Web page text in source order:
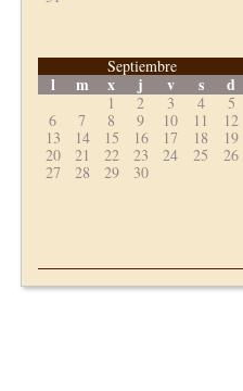
Septiembre
l m x j v s d
1 2 3 4
5
6
7 8 9 10 11
12
13
14 15 16 17 18
19
20
21 22 23 24 25
26
27
28 29 30